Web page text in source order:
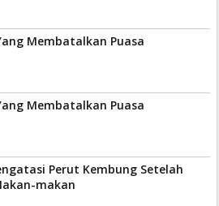
Membatalkan Puasa
Membatalkan Puasa
Perut Kembung Setelah
makan